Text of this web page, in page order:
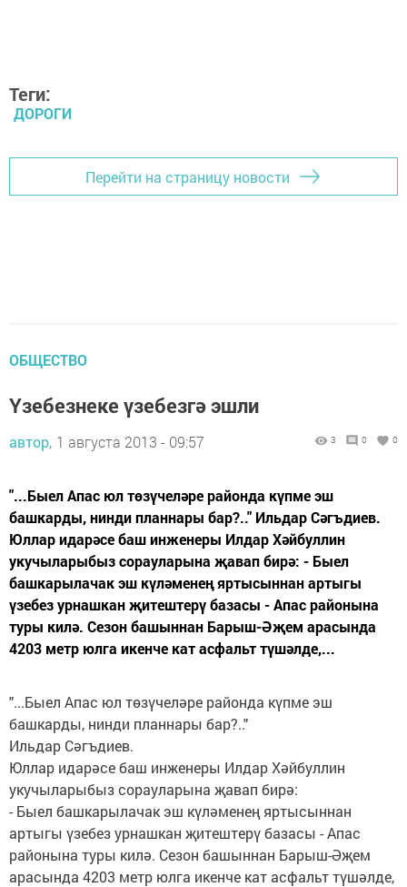
Теги:
ДОРОГИ
Перейти на страницу новости
ОБЩЕСТВО
Үзебезнеке үзебезгә эшли
автор, 1 августа 2013 - 09:57 3 0 0
"...Быел Апас юл төзүчеләре районда күпме эш
башкарды, нинди планнары бар?.." Ильдар Сәгъдиев.
Юллар идарәсе баш инженеры Илдар Хәйбуллин
укучыларыбыз сорауларына җавап бирә: - Быел
башкарылачак эш күләменең яртысыннан артыгы
үзебез урнашкан җитештерү базасы - Апас районына
туры килә. Сезон башыннан Барыш-Әҗем арасында
4203 метр юлга икенче кат асфальт түшәлде,...
"...Быел Апас юл төзүчеләре районда күпме эш
башкарды, нинди планнары бар?.."
Ильдар Сәгъдиев.
Юллар идарәсе баш инженеры Илдар Хәйбуллин
укучыларыбыз сорауларына җавап бирә:
- Быел башкарылачак эш күләменең яртысыннан
артыгы үзебез урнашкан җитештерү базасы - Апас
районына туры килә. Сезон башыннан Барыш-Әҗем
арасында 4203 метр юлга икенче кат асфальт түшәлде,